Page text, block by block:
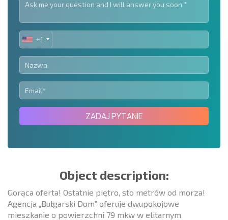
UNITED
STATES
+1
+1
ZADAJ PYTANIE
Object description:
Gorąca oferta! Ostatnie piętro, sto metrów od morza!
Agencja „Bułgarski Dom” oferuje dwupokojowe
mieszkanie o powierzchni 79 mkw w elitarnym